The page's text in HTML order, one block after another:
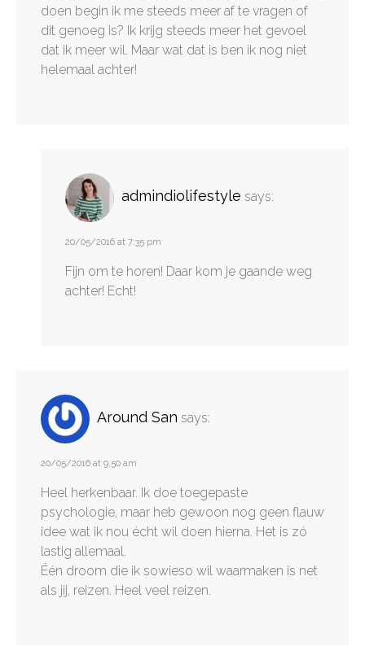
doen begin ik me steeds meer af te vragen of
dit genoeg is? Ik krijg steeds meer het gevoel
dat ik meer wil. Maar wat dat is ben ik nog niet
helemaal achter!
admindiolifestyle says:
20/05/2016 at 7:35 pm
Fijn om te horen! Daar kom je gaande weg
achter! Echt!
Around San says:
20/05/2016 at 9:50 am
Heel herkenbaar. Ik doe toegepaste
psychologie, maar heb gewoon nog geen flauw
idee wat ik nou écht wil doen hierna. Het is zó
lastig allemaal.
Één droom die ik sowieso wil waarmaken is net
als jij, reizen. Heel veel reizen.